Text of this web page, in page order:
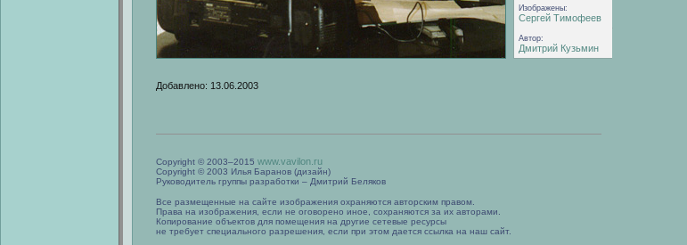
Изображены:
Сергей Тимофеев
Автор:
Дмитрий Кузьмин
Добавлено: 13.06.2003
Copyright © 2003–2015 www.vavilon.ru
Copyright © 2003 Илья Баранов (дизайн)
Руководитель группы разработки – Дмитрий Беляков
Все размещенные на сайте изображения охраняются авторским правом.
Права на изображения, если не оговорено иное, сохраняются за их авторами.
Копирование объектов для помещения на другие сетевые ресурсы
не требует специального разрешения, если при этом дается ссылка на наш сайт.